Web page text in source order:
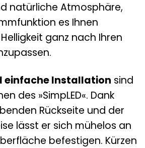
natürliche Atmosphäre,
es Ihnen
ganz nach Ihren
einfache Installation sind
des »SimpLED«. Dank
Rückseite und der
lässt er sich mühelos an
befestigen. Kürzen